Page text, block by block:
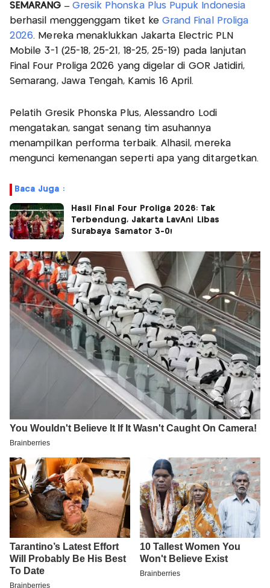
SEMARANG – Gresik Phonska Plus Pupuk Indonesia
berhasil menggenggam tiket ke Grand Final Proliga
2026. Mereka menaklukkan Jakarta Electric PLN
Mobile 3-1 (25-18, 25-21, 18-25, 25-19) pada lanjutan
Final Four Proliga 2026 yang digelar di GOR Jatidiri,
Semarang, Jawa Tengah, Kamis 16 April.
Pelatih Gresik Phonska Plus, Alessandro Lodi
mengatakan, sangat senang tim asuhannya
menampilkan performa terbaik. Alhasil, mereka
mengunci kemenangan seperti apa yang ditargetkan.
Baca Juga :
Hasil Final Four Proliga 2026: Tak
Terbendung, Jakarta LavAni Libas
Surabaya Samator 3-0!